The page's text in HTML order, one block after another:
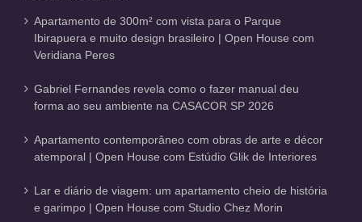
Apartamento de 300m² com vista para o Parque
Ibirapuera e muito design brasileiro | Open House com
Veridiana Peres
Gabriel Fernandes revela como o fazer manual deu
forma ao seu ambiente na CASACOR SP 2026
Apartamento contemporâneo com obras de arte e décor
atemporal | Open House com Estúdio Glik de Interiores
Lar e diário de viagem: um apartamento cheio de história
e garimpo | Open House com Studio Chez Morin